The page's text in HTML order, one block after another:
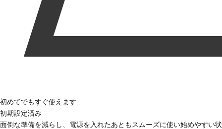
初めてでもすぐ使えます
初期設定済み
面倒な準備を減らし、電源を入れたあともスムーズに使い始めやすい